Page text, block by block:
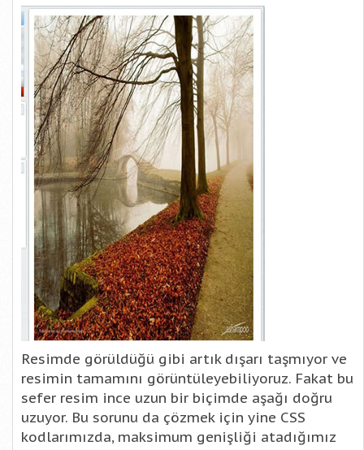
Resimde görüldüğü gibi artık dışarı taşmıyor ve
resimin tamamını görüntüleyebiliyoruz. Fakat bu
sefer resim ince uzun bir biçimde aşağı doğru
uzuyor. Bu sorunu da çözmek için yine CSS
kodlarımızda, maksimum genişliği atadığımız